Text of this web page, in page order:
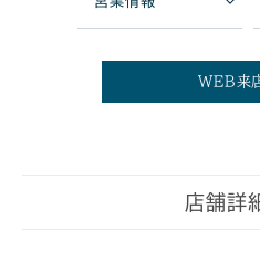
WEB来
店舗詳